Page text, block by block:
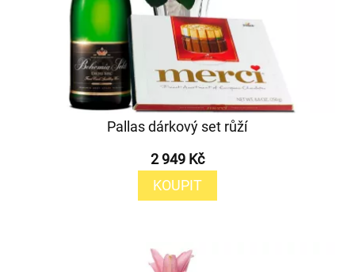
Pallas dárkový set růží
2 949 Kč
KOUPIT